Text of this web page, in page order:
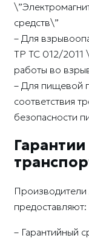
средств\”
– Для
ТР ТС 012/2011
работы во
– Для пищевой
соответствия
безопасности
Производители
предоставляют:
– Гарантийный